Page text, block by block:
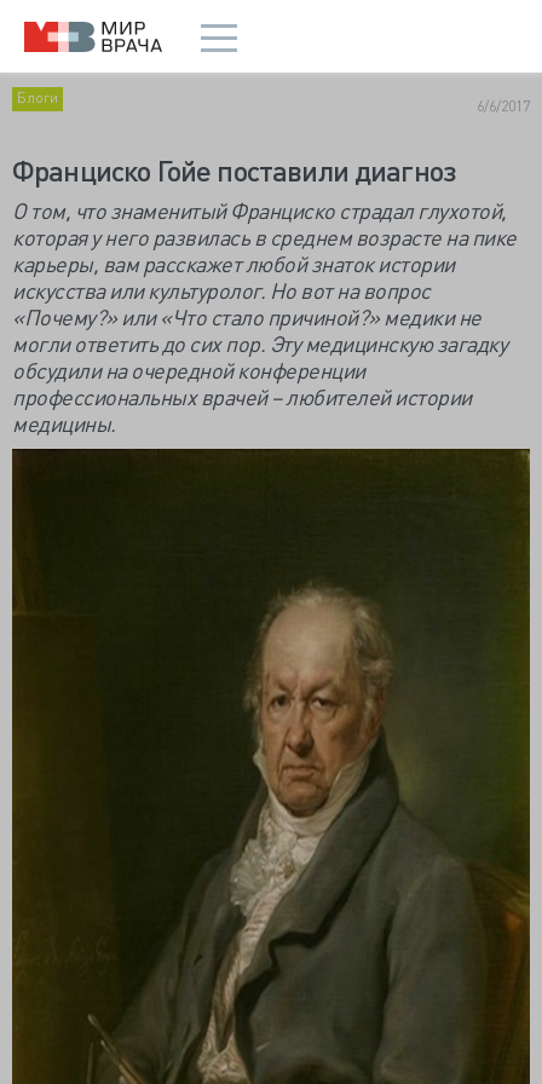
Блоги 6/6/2017
Франциско Гойе поставили диагноз
О том, что знаменитый Франциско страдал глухотой,
которая у него развилась в среднем возрасте на пике
карьеры, вам расскажет любой знаток истории
искусства или культуролог. Но вот на вопрос
«Почему?» или «Что стало причиной?» медики не
могли ответить до сих пор. Эту медицинскую загадку
обсудили на очередной конференции
профессиональных врачей – любителей истории
медицины.